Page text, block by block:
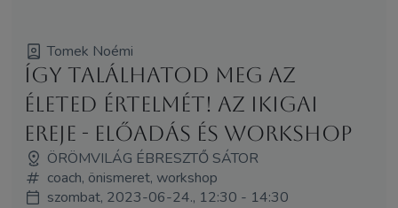
Tomek Noémi
Így találhatod meg az
életed értelmét! Az IKIGAI
ereje - előadás és workshop
ÖRÖMVILÁG ÉBRESZTŐ SÁTOR
coach, önismeret, workshop
szombat, 2023-06-24., 12:30 - 14:30